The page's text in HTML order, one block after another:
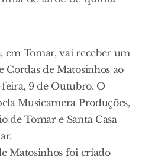
em Tomar, vai receber um
de Matosinhos ao
9 de Outubro. O
Musicamera Produções,
de Tomar e Santa Casa
Matosinhos foi criado